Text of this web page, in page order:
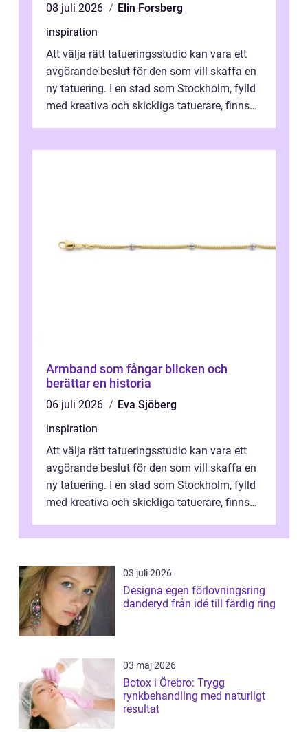
08 juli 2026
Elin Forsberg
inspiration
Att välja rätt tatueringsstudio kan vara ett
avgörande beslut för den som vill skaffa en
ny tatuering. I en stad som Stockholm, fylld
med kreativa och skickliga tatuerare, finns
Armband som fångar blicken och
berättar en historia
06 juli 2026
Eva Sjöberg
inspiration
Att välja rätt tatueringsstudio kan vara ett
avgörande beslut för den som vill skaffa en
ny tatuering. I en stad som Stockholm, fylld
med kreativa och skickliga tatuerare, finns
03 juli 2026
Designa egen förlovningsring
danderyd från idé till färdig ring
03 maj 2026
Botox i Örebro: Trygg
rynkbehandling med naturligt
resultat